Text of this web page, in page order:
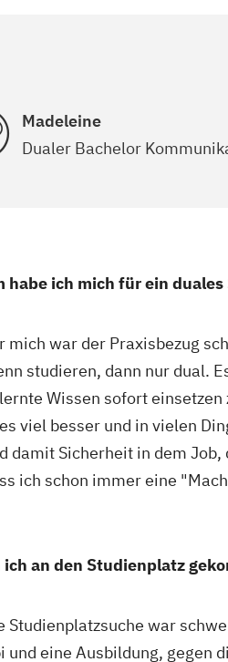
Madeleine
Dualer Bachelor
habe ich mich für ein
mich war der Praxisbezug
studieren, dann nur dual.
Wissen sofort einsetzen
viel besser und in vielen
damit Sicherheit in dem
ich schon immer eine
ich an den Studienplatz
Studienplatzsuche war
und eine Ausbildung, gegen